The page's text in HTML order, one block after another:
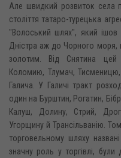
Але швидкий розвиток села
століття татаро-турецька
"Волоський шлях", який ішов
Дністра аж до Чорного моря,
золотим. Від Снятина цей
Коломию, Тлумач, Тисменицю,
Галича. У Галичі тракт
один на Бурштин, Рогатин,
Калуш, Долину, Стрий,
Угорщину й Трансільванію.
торговельному шляху
значну роль у торгівлі, були